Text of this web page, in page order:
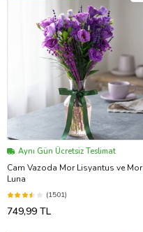
Aynı Gün Ücretsiz Teslimat
Cam Vazoda Mor Lisyantus ve Mor
Luna
(1501)
749,99 TL